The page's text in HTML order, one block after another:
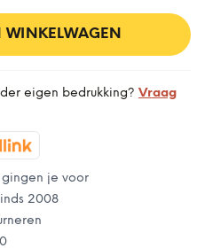
WINKELWAGEN
eigen bedrukking? Vraag
je voor
2008